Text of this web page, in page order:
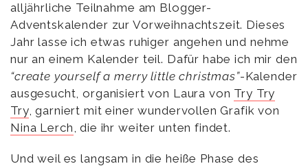
alljährliche Teilnahme am Blogger-
Adventskalender zur Vorweihnachtszeit. Dieses
Jahr lasse ich etwas ruhiger angehen und nehme
nur an einem Kalender teil. Dafür habe ich mir den
“create yourself a merry little christmas”-Kalender
ausgesucht, organisiert von Laura von Try Try
Try, garniert mit einer wundervollen Grafik von
Nina Lerch, die ihr weiter unten findet.
Und weil es langsam in die heiße Phase des